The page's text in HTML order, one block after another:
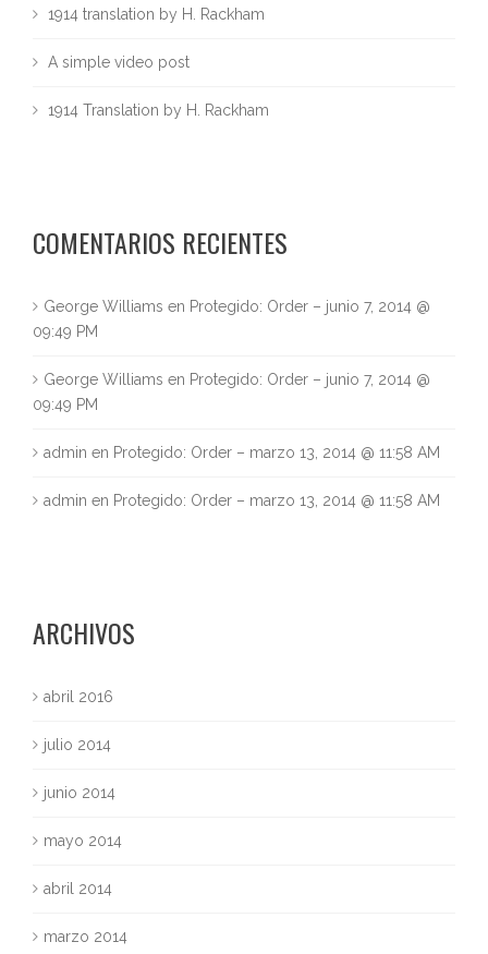
1914 translation by H. Rackham
A simple video post
1914 Translation by H. Rackham
COMENTARIOS RECIENTES
George Williams en Protegido: Order – junio 7, 2014 @
09:49 PM
George Williams en Protegido: Order – junio 7, 2014 @
09:49 PM
admin en Protegido: Order – marzo 13, 2014 @ 11:58 AM
admin en Protegido: Order – marzo 13, 2014 @ 11:58 AM
ARCHIVOS
abril 2016
julio 2014
junio 2014
mayo 2014
abril 2014
marzo 2014